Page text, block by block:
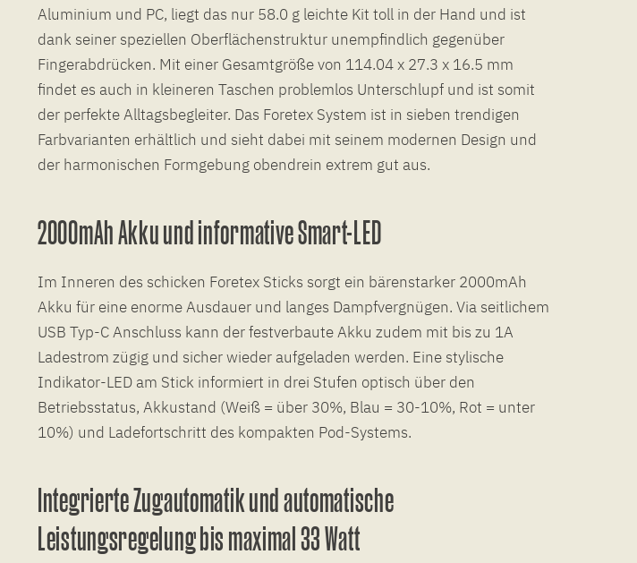
Aluminium und PC, liegt das nur 58.0 g leichte Kit toll in der Hand und ist
dank seiner speziellen Oberflächenstruktur unempfindlich gegenüber
Fingerabdrücken. Mit einer Gesamtgröße von 114.04 x 27.3 x 16.5 mm
findet es auch in kleineren Taschen problemlos Unterschlupf und ist somit
der perfekte Alltagsbegleiter. Das Foretex System ist in sieben trendigen
Farbvarianten erhältlich und sieht dabei mit seinem modernen Design und
der harmonischen Formgebung obendrein extrem gut aus.
2000mAh Akku und informative Smart-LED
Im Inneren des schicken Foretex Sticks sorgt ein bärenstarker 2000mAh
Akku für eine enorme Ausdauer und langes Dampfvergnügen. Via seitlichem
USB Typ-C Anschluss kann der festverbaute Akku zudem mit bis zu 1A
Ladestrom zügig und sicher wieder aufgeladen werden. Eine stylische
Indikator-LED am Stick informiert in drei Stufen optisch über den
Betriebsstatus, Akkustand (Weiß = über 30%, Blau = 30-10%, Rot = unter
10%) und Ladefortschritt des kompakten Pod-Systems.
Integrierte Zugautomatik und automatische
Leistungsregelung bis maximal 33 Watt